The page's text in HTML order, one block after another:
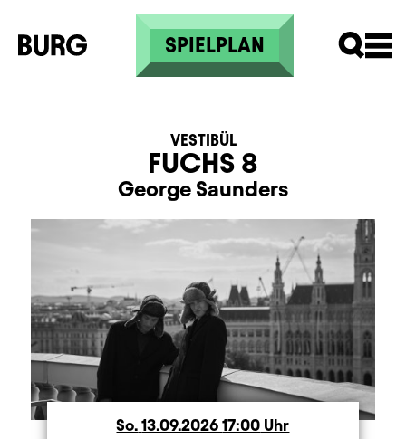
Direkt zum Inhalt
SPIELPLAN
FUCHS 8
VESTIBÜL
George Saunders
So. Sonntag
13.09.202617:00 Uhr